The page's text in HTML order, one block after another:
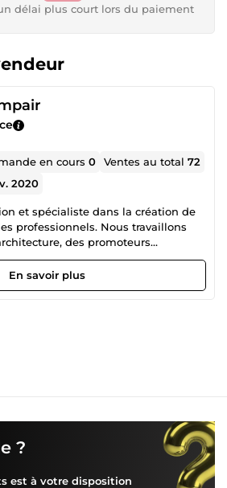
délai plus court lors du paiement
en cours0 Ventes au total72
2020
et spécialiste dans la création de
professionnels. Nous travaillons
des promoteurs
d'ouvrages dans tout le pays.
En savoir plus
?
est à votre disposition